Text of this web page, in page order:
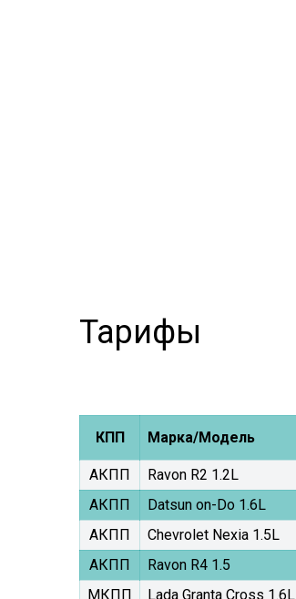
Тарифы
КПП Марка/Модель
АКПП
Ravon R2 1.2L
АКПП
Datsun on-Do 1.6L
АКПП
Chevrolet Nexia 1.5L
АКПП
Ravon R4 1.5
МКПП
Lada Granta Cross 1.6L